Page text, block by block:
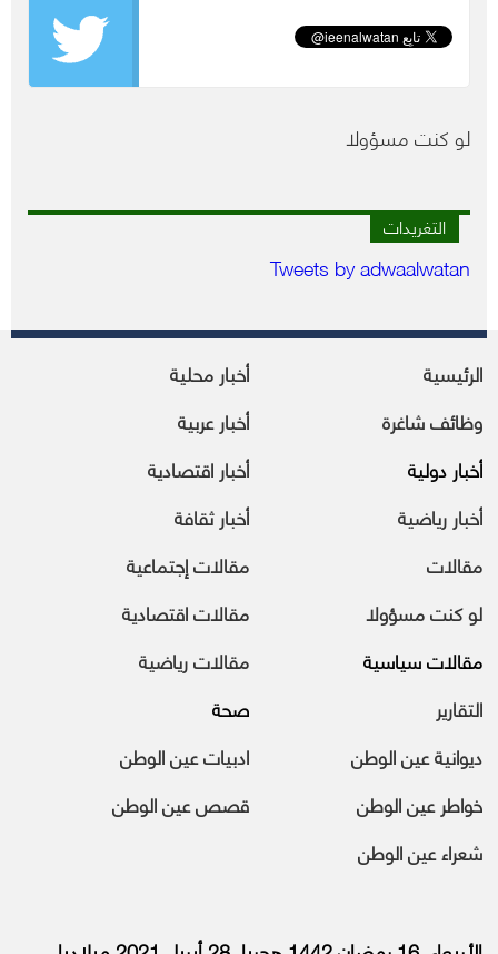
لو كنت مسؤولا
التغريدات
Tweets by adwaalwatan
الرئيسية
أخبار محلية
وظائف شاغرة
أخبار عربية
أخبار دولية
أخبار اقتصادية
أخبار رياضية
أخبار ثقافة
مقالات
مقالات إجتماعية
لو كنت مسؤولا
مقالات اقتصادية
مقالات سياسية
مقالات رياضية
التقارير
صحة
ديوانية عين الوطن
ادبيات عين الوطن
خواطر عين الوطن
قصص عين الوطن
شعراء عين الوطن